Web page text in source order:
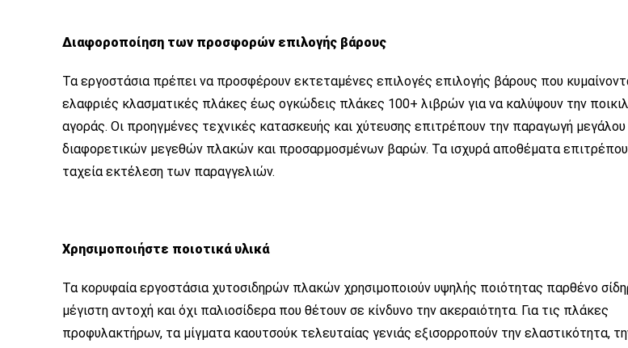
Διαφοροποίηση των προσφορών επιλογής βάρους
Τα εργοστάσια πρέπει να προσφέρουν εκτεταμένες επιλογές επιλογής βάρους που
ελαφριές κλασματικές πλάκες έως ογκώδεις πλάκες 100+ λιβρών για να καλύψουν την
αγοράς. Οι προηγμένες τεχνικές κατασκευής και χύτευσης επιτρέπουν την παραγωγή
διαφορετικών μεγεθών πλακών και προσαρμοσμένων βαρών. Τα ισχυρά αποθέματα
ταχεία εκτέλεση των παραγγελιών.
Χρησιμοποιήστε ποιοτικά υλικά
Τα κορυφαία εργοστάσια χυτοσιδηρών πλακών χρησιμοποιούν υψηλής ποιότητας παρθένο
μέγιστη αντοχή και όχι παλιοσίδερα που θέτουν σε κίνδυνο την ακεραιότητα. Για τις πλάκες
προφυλακτήρων, τα μίγματα καουτσούκ τελευταίας γενιάς εξισορροπούν την ελαστικότητα,